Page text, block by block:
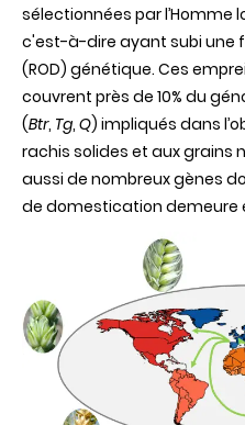
sélectionnées par l’Homme
c'est-à-dire ayant subi une
(ROD) génétique. Ces
couvrent près de 10% du
(Btr, Tg, Q) impliqués dans
rachis solides et aux grains
aussi de nombreux gènes
de domestication demeure